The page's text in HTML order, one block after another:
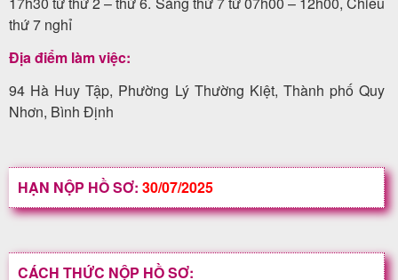
thứ 7 nghỉ
Địa điểm làm việc:
94 Hà Huy Tập, Phường Lý Thường Kiệt, Thành phố Quy
Nhơn, Bình Định
HẠN NỘP HỒ SƠ: 30/07/2025
CÁCH THỨC NỘP HỒ SƠ: